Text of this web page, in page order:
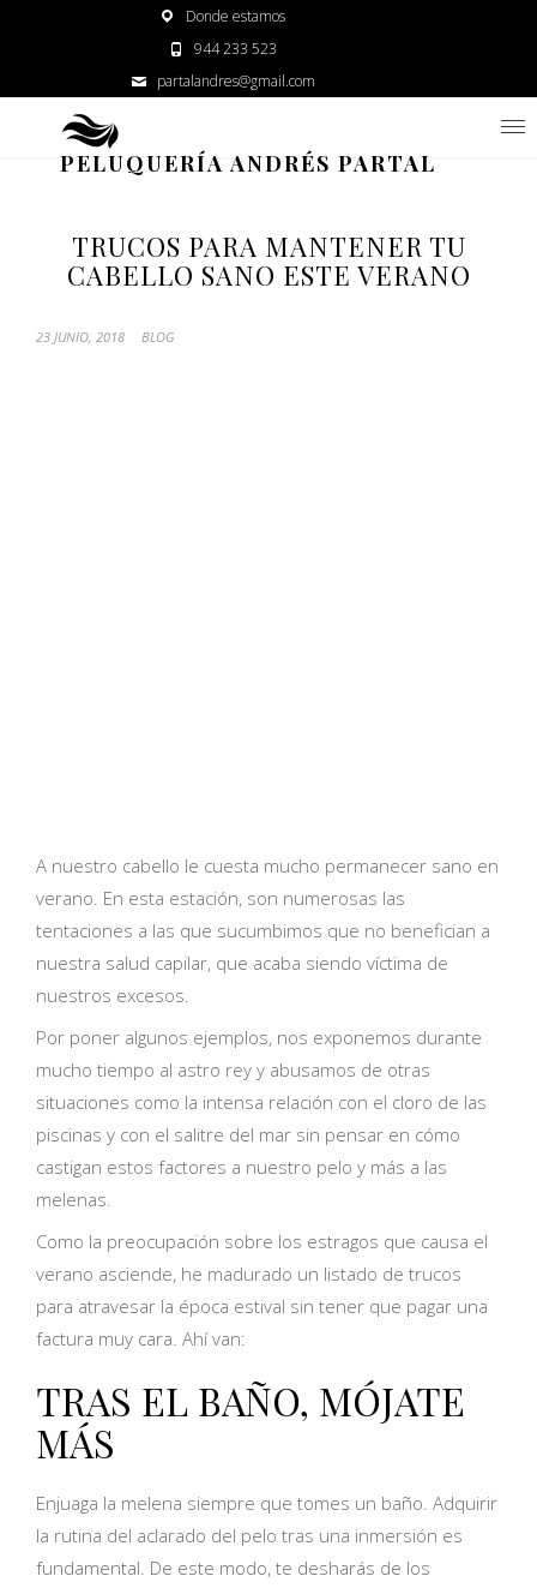
Donde estamos
944 233 523
partalandres@gmail.com
PELUQUERÍA ANDRÉS PARTAL
TRUCOS PARA MANTENER TU
CABELLO SANO ESTE VERANO
23 JUNIO, 2018 BLOG
A nuestro cabello le cuesta mucho permanecer sano en
verano. En esta estación, son numerosas las
tentaciones a las que sucumbimos que no benefician a
nuestra salud capilar, que acaba siendo víctima de
nuestros excesos.
Por poner algunos ejemplos, nos exponemos durante
mucho tiempo al astro rey y abusamos de otras
situaciones como la intensa relación con el cloro de las
piscinas y con el salitre del mar sin pensar en cómo
castigan estos factores a nuestro pelo y más a las
melenas.
Como la preocupación sobre los estragos que causa el
verano asciende, he madurado un listado de trucos
para atravesar la época estival sin tener que pagar una
factura muy cara. Ahí van:
TRAS EL BAÑO, MÓJATE
MÁS
Enjuaga la melena siempre que tomes un baño. Adquirir
la rutina del aclarado del pelo tras una inmersión es
fundamental. De este modo, te desharás de los